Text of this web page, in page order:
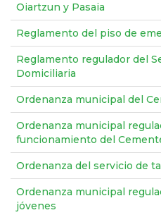
Oiartzun y Pasaia
Reglamento del piso de
Reglamento regulador del
Domiciliaria
Ordenanza municipal del
Ordenanza municipal
funcionamiento del
Ordenanza del servicio de
Ordenanza municipal
jóvenes